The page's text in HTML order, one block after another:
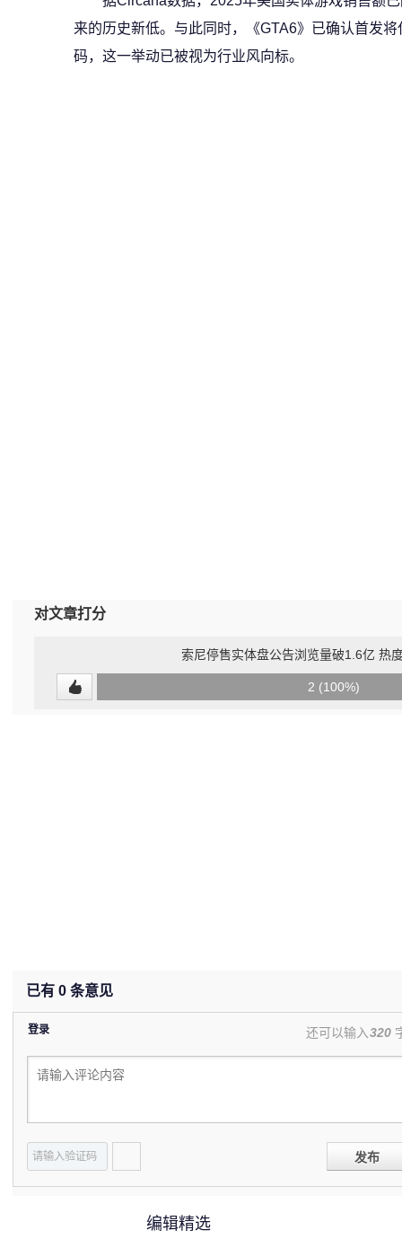
来的历史新低。与此同时，《GTA6》已确认首发
码，这一举动已被视为行业风向标。
对文章打分
索尼停售实体盘公告浏览量破1.6亿 热
2 (100%)
已有 0 条意见
登录 还可以输入320
发布
编辑精选